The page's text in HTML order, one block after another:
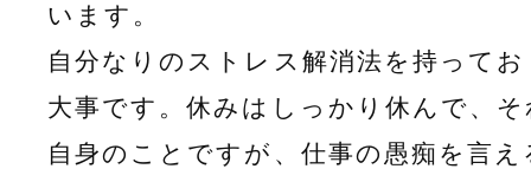
います。
自分なりのストレス解消法を持って
大事です。休みはしっかり休んで、
自身のことですが、仕事の愚痴を言え